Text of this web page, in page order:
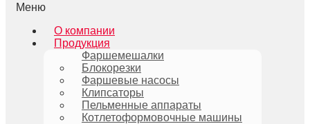
Меню
О компании
Продукция
Фаршемешалки
Блокорезки
Фаршевые насосы
Клипсаторы
Пельменные аппараты
Котлетоформовочные машины